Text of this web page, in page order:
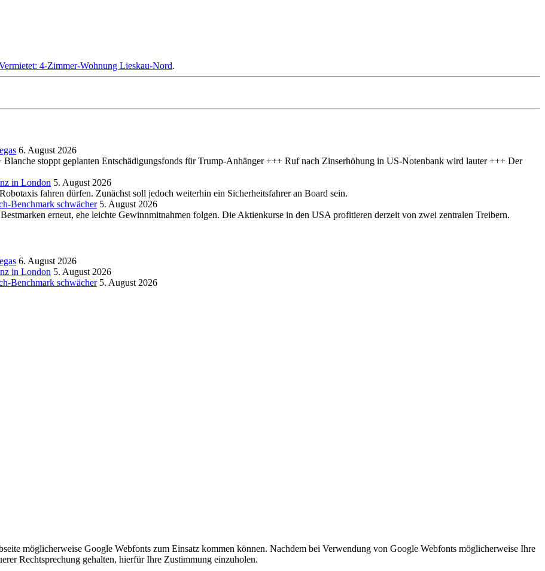
4-Zimmer-Wohnung Lieskau-Nord.
6. August 2026
stoppt geplanten Entschädigungsfonds für Trump-Anhänger +++ Ruf nach Zinserhöhung in US-Notenbank wird lauter +++ Der
in London 5. August 2026
fahren dürfen. Zunächst soll jedoch weiterhin ein Sicherheitsfahrer an Board sein.
Benchmark schwächer 5. August 2026
erneut, ehe leichte Gewinnmitnahmen folgen. Die Aktienkurse in den USA profitieren derzeit von zwei zentralen Treibern.
6. August 2026
in London 5. August 2026
Benchmark schwächer 5. August 2026
möglicherweise Google Webfonts zum Einsatz kommen können. Nachdem bei Verwendung von Google Webfonts möglicherweise Ihre
Rechtsprechung gehalten, hierfür Ihre Zustimmung einzuholen.